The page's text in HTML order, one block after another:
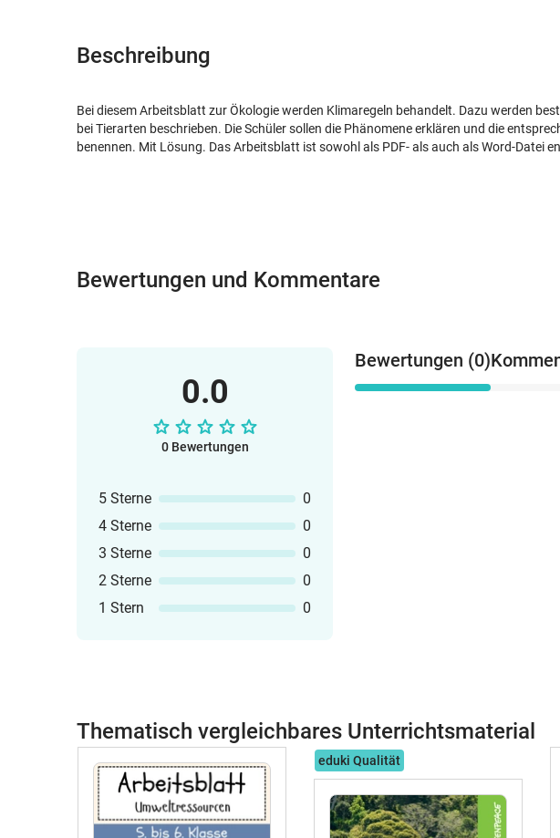
Beschreibung
Bei diesem Arbeitsblatt zur Ökologie werden Klimaregeln behandelt. Dazu werden
bei Tierarten beschrieben. Die Schüler sollen die Phänomene erklären und die
benennen. Mit Lösung. Das Arbeitsblatt ist sowohl als PDF- als auch als Word-Datei
Bewertungen und Kommentare
0.0
0 Bewertungen
5 Sterne
0
4 Sterne
0
3 Sterne
0
2 Sterne
0
1 Stern
0
Bewertungen (0)
Thematisch vergleichbares Unterrichtsmaterial
eduki Qualität